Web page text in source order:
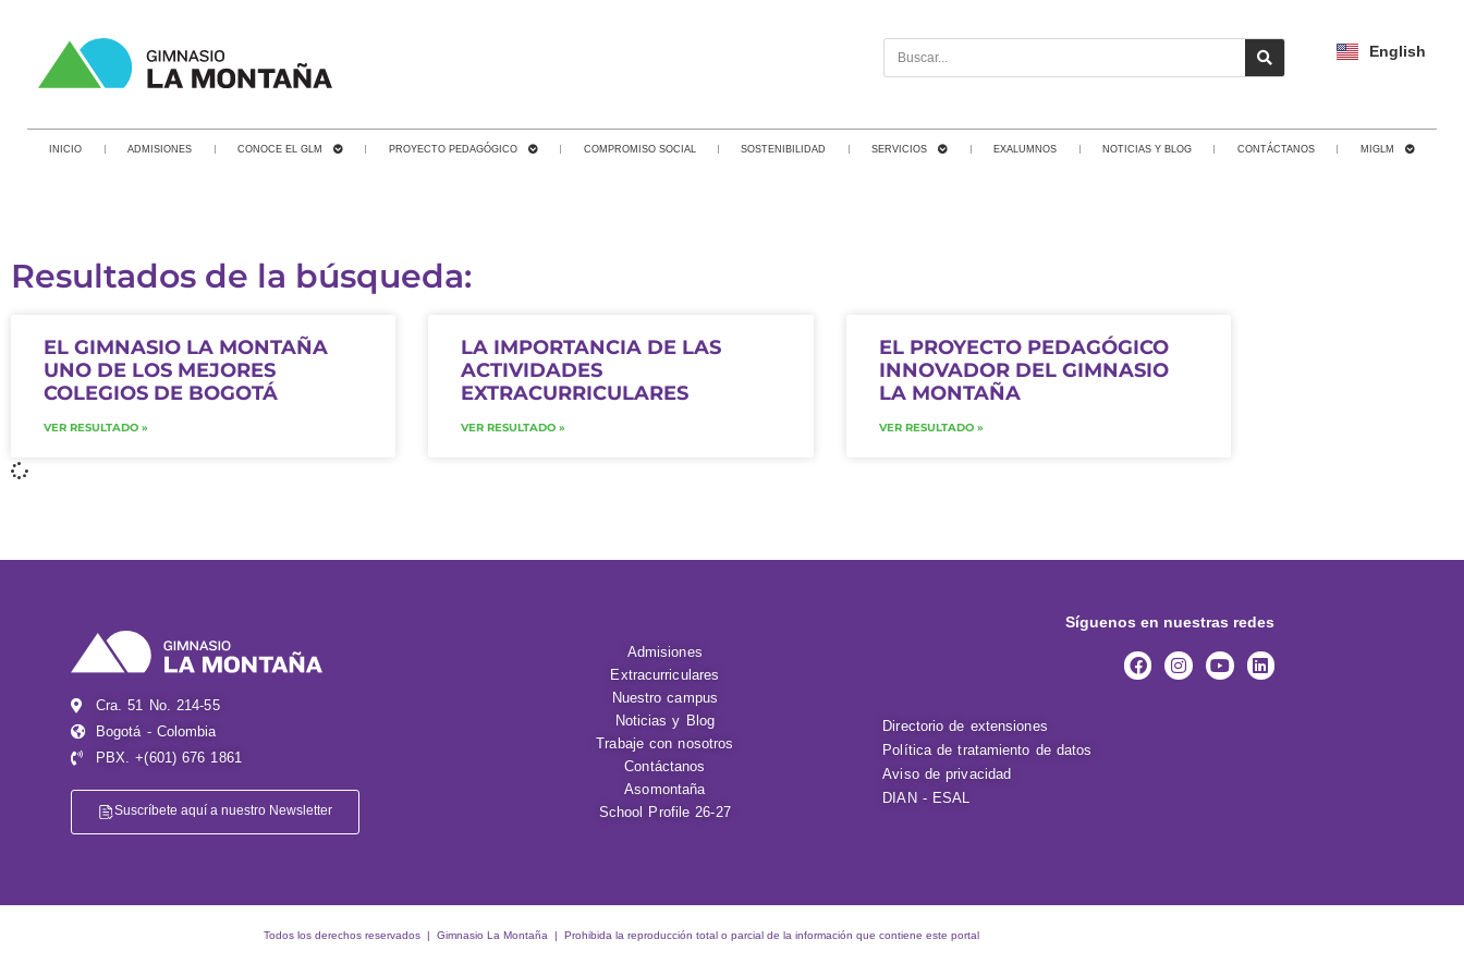
English
INICIO ADMISIONES CONOCE EL GLM PROYECTO PEDAGÓGICO COMPROMISO SOCIAL SOSTENIBILIDAD SERVICIOS EXALUMNOS NOTICIAS Y BLOG CONTÁCTANOS MIGLM
Resultados de la búsqueda:
EL GIMNASIO LA MONTAÑA
UNO DE LOS MEJORES
COLEGIOS DE BOGOTÁ
VER RESULTADO »
LA IMPORTANCIA DE LAS
ACTIVIDADES
EXTRACURRICULARES
VER RESULTADO »
EL PROYECTO PEDAGÓGICO
INNOVADOR DEL GIMNASIO
LA MONTAÑA
VER RESULTADO »
Cra. 51 No. 214-55
Bogotá - Colombia
PBX. +(601) 676 1861
Suscríbete aquí a nuestro Newsletter
Admisiones
Extracurriculares
Nuestro campus
Noticias y Blog
Trabaje con nosotros
Contáctanos
Asomontaña
School Profile 26-27
Síguenos en nuestras redes
Directorio de extensiones
Política de tratamiento de datos
Aviso de privacidad
DIAN - ESAL
Todos los derechos reservados | Gimnasio La Montaña | Prohibida la reproducción total o parcial de la información que contiene este portal